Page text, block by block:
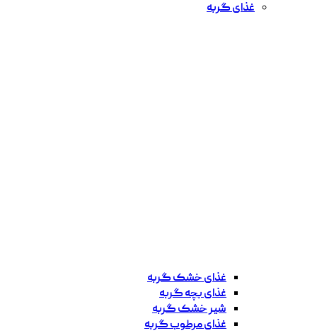
غذای گربه
غذای خشک گربه
غذای بچه گربه
شیر خشک گربه
غذای مرطوب گربه